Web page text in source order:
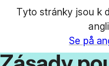
Tyto stránky jsou k
Se på